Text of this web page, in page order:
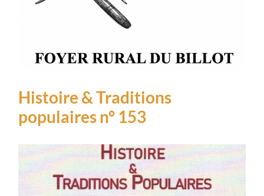
Histoire & Traditions
populaires n° 153